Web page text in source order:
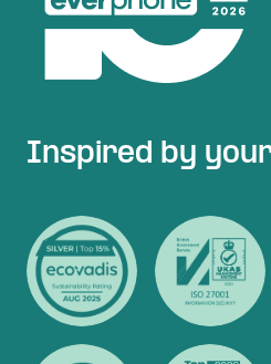
Inspired by